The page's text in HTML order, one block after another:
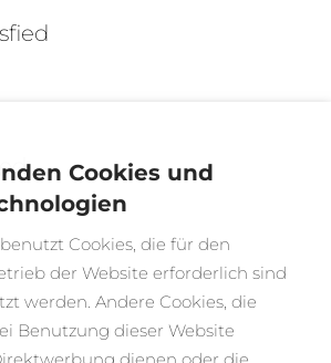
Cookies und
Cookies, die für den
der Website erforderlich sind
werden. Andere Cookies, die
Benutzung dieser Website